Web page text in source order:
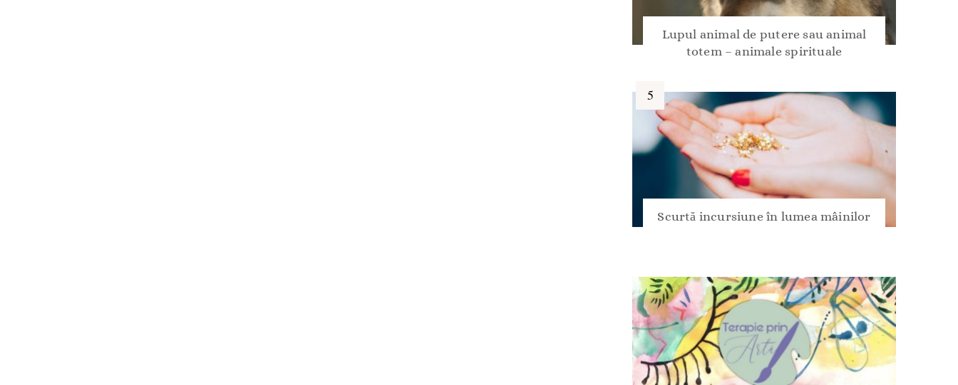
Lupul animal de putere sau animal
totem – animale spirituale
Scurtă incursiune în lumea mâinilor